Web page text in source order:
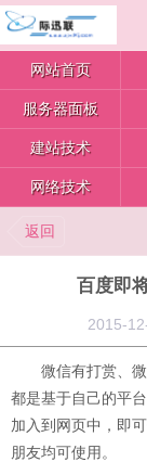
网站首页
服务器面板
建站技术
网络技术
返回
百度即
2015-
微信有打赏 、
都是基于自己的平
加入到网页中，即
朋友均可使用。